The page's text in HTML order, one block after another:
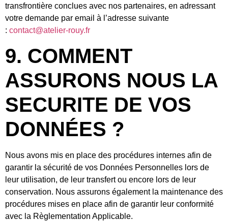
transfrontière conclues avec nos partenaires, en adressant
votre demande par email à l’adresse suivante
: contact@atelier-rouy.fr
9. COMMENT
ASSURONS NOUS LA
SECURITE DE VOS
DONNÉES ?
Nous avons mis en place des procédures internes afin de
garantir la sécurité de vos Données Personnelles lors de
leur utilisation, de leur transfert ou encore lors de leur
conservation. Nous assurons également la maintenance des
procédures mises en place afin de garantir leur conformité
avec la Règlementation Applicable.